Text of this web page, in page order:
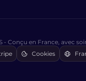
- Conçu en France, avec
Cookies